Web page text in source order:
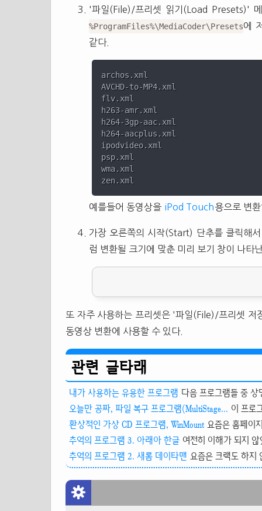
'파일(File)/프리셋 읽기(Load Presets)'
%ProgramFiles%\MediaCoder\Presets에
같다.
archos.xml
AVCHD-to-MP4.xml
flv.xml
h263-amr.xml
h264-3gp-aac.xml
h264-aacplus.xml
ipodvideo.xml
psp.xml
wma.xml
예를들어 동영상을 iPod Touch용으로 변
가장 오른쪽의 시작(Start) 단추를 클릭해
럼 변환될 크기에 맞춘 미리 보기 창이 나타
또 자주 사용하는 프리셋은 '파일(File)/프리셋
동영상 변환에 사용할 수 있다.
관련 글타래
내가 사용하는 유용한 프로그램 다음 프로그램들 중
오늘만 공짜, 파일 복구 프로그램(MultiStage... 이 프로
환상적인 가상 CD 프로그램, WinMount 요즘은 홈페이
추억의 프로그램 3. 아래아 한글 여전히 이해가 되지
추억의 프로그램 2. 새롬 데이타맨 요즘은 크랙도 하지